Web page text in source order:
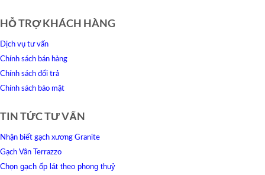
HỖ TRỢ KHÁCH HÀNG
Dịch vụ tư vấn
Chính sách bán hàng
Chính sách đổi trả
Chính sách bảo mật
TIN TỨC TƯ VẤN
Nhận biết gạch xương Granite
Gạch Vân Terrazzo
Chọn gạch ốp lát theo phong thuỷ